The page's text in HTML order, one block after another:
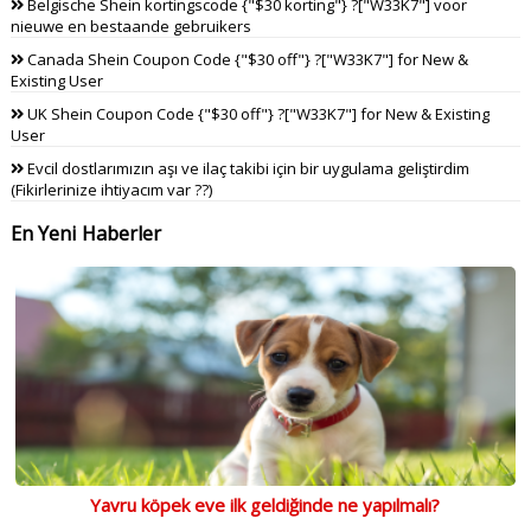
Belgische Shein kortingscode {"$30 korting"} ?["W33K7"] voor
nieuwe en bestaande gebruikers
Canada Shein Coupon Code {"$30 off"} ?["W33K7"] for New &
Existing User
UK Shein Coupon Code {"$30 off"} ?["W33K7"] for New & Existing
User
Evcil dostlarımızın aşı ve ilaç takibi için bir uygulama geliştirdim
(Fikirlerinize ihtiyacım var ??)
En Yeni Haberler
Yavru köpek eve ilk geldiğinde ne yapılmalı?